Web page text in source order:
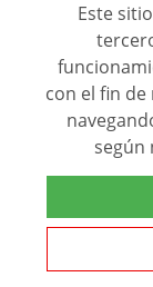
1a OPCIÓN
(Albañiles,
de vigilancia,
dependientes de
Este
con el fin
según